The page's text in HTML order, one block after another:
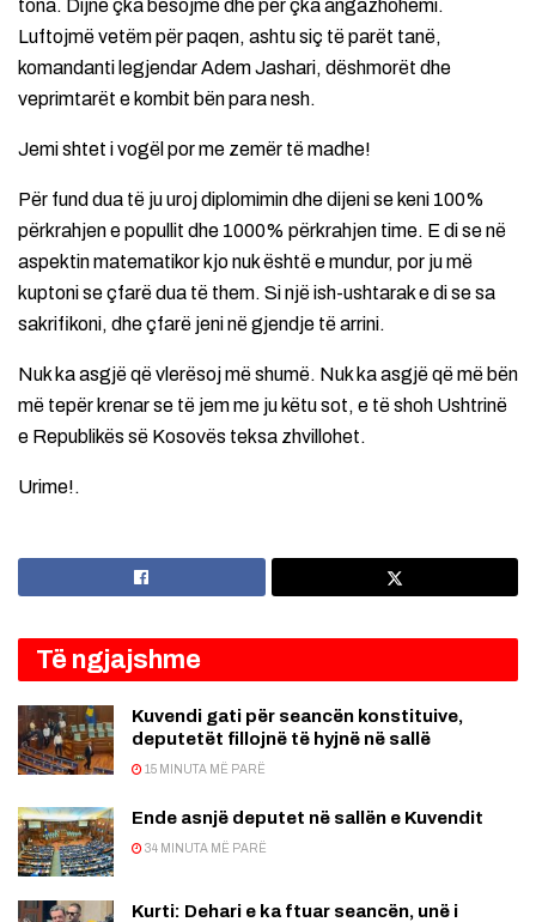
tona. Dijnë çka besojmë dhe për çka angazhohemi.
Luftojmë vetëm për paqen, ashtu siç të parët tanë,
komandanti legjendar Adem Jashari, dëshmorët dhe
veprimtarët e kombit bën para nesh.
Jemi shtet i vogël por me zemër të madhe!
Për fund dua të ju uroj diplomimin dhe dijeni se keni 100%
përkrahjen e popullit dhe 1000% përkrahjen time. E di se në
aspektin matematikor kjo nuk është e mundur, por ju më
kuptoni se çfarë dua të them. Si një ish-ushtarak e di se sa
sakrifikoni, dhe çfarë jeni në gjendje të arrini.
Nuk ka asgjë që vlerësoj më shumë. Nuk ka asgjë që më bën
më tepër krenar se të jem me ju këtu sot, e të shoh Ushtrinë
e Republikës së Kosovës teksa zhvillohet.
Urime!.
Të ngjajshme
Kuvendi gati për seancën konstituive,
deputetët fillojnë të hyjnë në sallë
15 MINUTA MË PARË
Ende asnjë deputet në sallën e Kuvendit
34 MINUTA MË PARË
Kurti: Dehari e ka ftuar seancën, unë i